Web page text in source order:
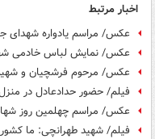
اخبار مرتبط
عکس/ مراسم یادواره
عکس/ نمایش لباس خادمی
عکس/ مرحوم فرشچیان و
فیلم/ حضور حدادعادل در
عکس/ مراسم چهلمین روز
فیلم/ شهید طهرانچی: ما کشور